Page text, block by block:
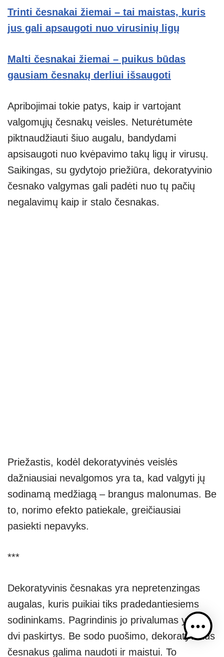
Trinti česnakai žiemai – tai maistas, kuris
jus gali apsaugoti nuo virusinių ligų
Malti česnakai žiemai – puikus būdas
gausiam česnakų derliui išsaugoti
Apribojimai tokie patys, kaip ir vartojant
valgomųjų česnakų veisles. Neturėtumėte
piktnaudžiauti šiuo augalu, bandydami
apsisaugoti nuo kvėpavimo takų ligų ir virusų.
Saikingas, su gydytojo priežiūra, dekoratyvinio
česnako valgymas gali padėti nuo tų pačių
negalavimų kaip ir stalo česnakas.
Priežastis, kodėl dekoratyvinės veislės
dažniausiai nevalgomos yra ta, kad valgyti jų
sodinamą medžiagą – brangus malonumas. Be
to, norimo efekto patiekale, greičiausiai
pasiekti nepavyks.
***
Dekoratyvinis česnakas yra nepretenzingas
augalas, kuris puikiai tiks pradedantiesiems
sodininkams. Pagrindinis jo privalumas yra –
dvi paskirtys. Be sodo puošimo, dekoratyvinius
česnakus galima naudoti ir maistui. To